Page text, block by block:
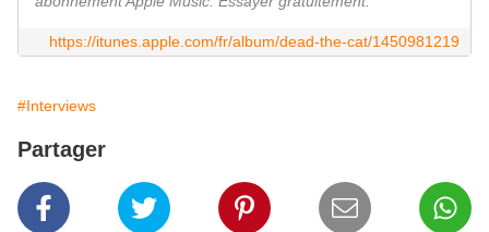
https://itunes.apple.com/fr/album/dead-the-cat/1450981219
#Interviews
Partager